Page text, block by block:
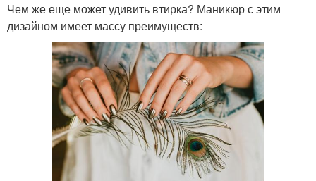
Чем же еще может удивить втирка? Маникюр с этим
дизайном имеет массу преимуществ: